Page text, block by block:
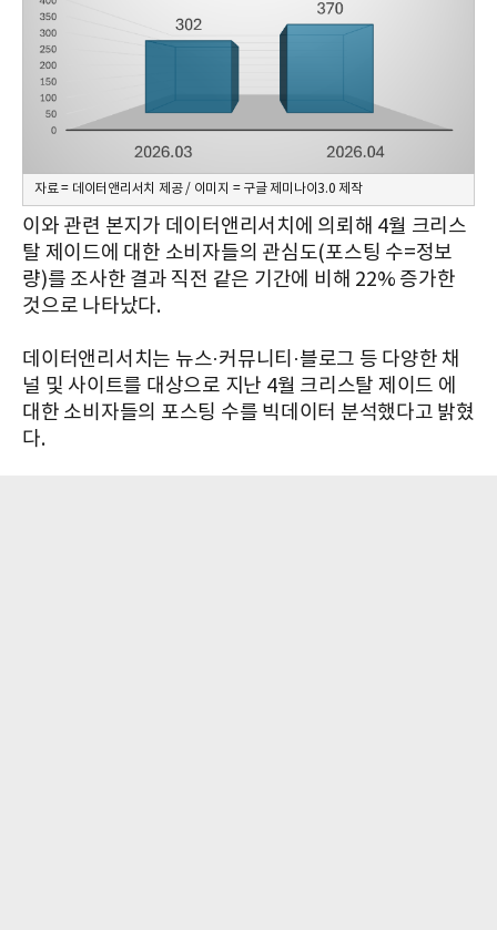
자료 = 데이터앤리서치 제공 / 이미지 = 구글 제미나이3.0 제작
이와 관련 본지가 데이터앤리서치에 의뢰해 4월 크리스
탈 제이드에 대한 소비자들의 관심도(포스팅 수=정보
량)를 조사한 결과 직전 같은 기간에 비해 22% 증가한
것으로 나타났다.
데이터앤리서치는 뉴스·커뮤니티·블로그 등 다양한 채
널 및 사이트를 대상으로 지난 4월 크리스탈 제이드 에
대한 소비자들의 포스팅 수를 빅데이터 분석했다고 밝혔
다.